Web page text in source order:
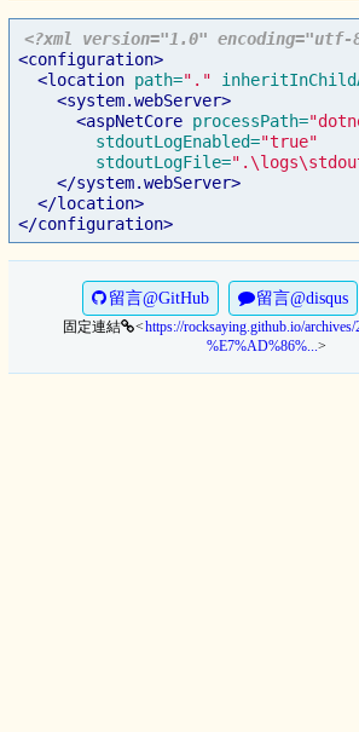
<?xml version="1.0" encoding="utf-
<configuration>
<location path="."
<system.webServer>
<aspNetCore processPath=
stdoutLogEnabled="true"
stdoutLogFile=
</system.webServer>
</location>
</configuration>
留言@GitHub 留言@disqus
固定連結 <https://rocksaying.github.io/
%E7%AD%86%...>